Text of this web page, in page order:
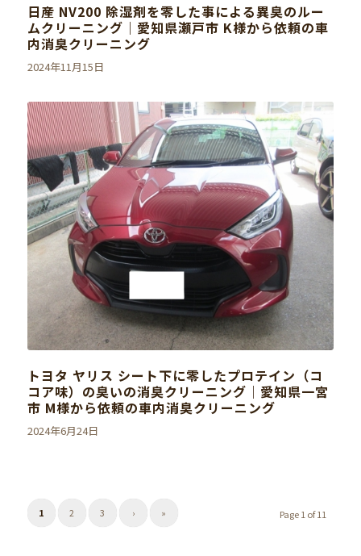
日産 NV200 除湿剤を零した事による異臭のルー
ムクリーニング｜愛知県瀬戸市 K様から依頼の車
内消臭クリーニング
2024年11月15日
トヨタ ヤリス シート下に零したプロテイン（コ
コア味）の臭いの消臭クリーニング｜愛知県一宮
市 M様から依頼の車内消臭クリーニング
2024年6月24日
Page 1 of 11
1 2 3 › »